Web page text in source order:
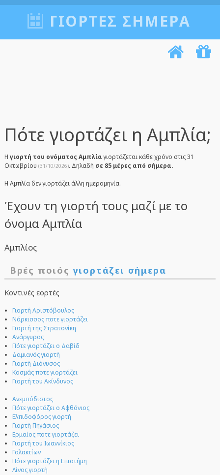
ΓΙΟΡΤΈΣ ΣΉΜΕΡΑ
Πότε γιορτάζει η Αμπλία;
Η γιορτή του ονόματος Αμπλίαγιορτάζεται κάθε χρόνο στις 31
Οκτωβρίου (31/10/2026). Δηλαδή σε 85 μέρες από σήμερα.
Η Αμπλία δεν γιορτάζει άλλη ημερομηνία.
Έχουν τη γιορτή τους μαζί με το
όνομα Αμπλία
Αμπλίος
Βρές ποιόςγιορτάζει σήμερα
Κοντινές εορτές
Γιορτή Αριστόβουλος
Νάρκισσος ποτε γιορτάζει
Γιορτή της Στρατονίκη
Ανάργυρος
Πότε γιορτάζει ο Δαβίδ
Δαμιανός γιορτή
Γιορτή Διόνυσος
Κοσμάς ποτε γιορτάζει
Γιορτή του Ακίνδυνος
Ανεμπόδιστος
Πότε γιορτάζει ο Αφθόνιος
Ελπιδοφόρος γιορτή
Γιορτή Πηγάσιος
Ερμαίος ποτε γιορτάζει
Γιορτή του Ιωαννίκιος
Γαλακτίων
Πότε γιορτάζει η Επιστήμη
Λίνος γιορτή